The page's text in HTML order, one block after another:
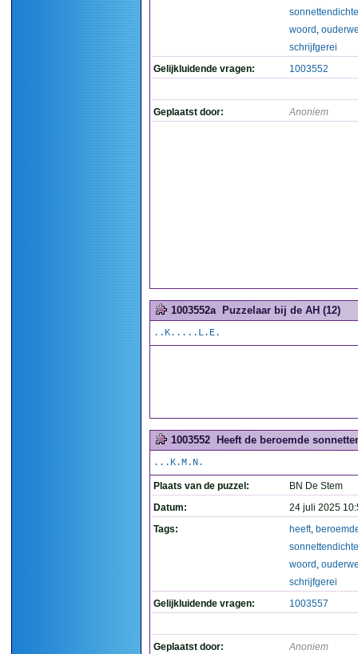
woord ,
schrijfgerei
Gelijkluidende vragen:
1003552
Geplaatst door: Anoniem
1003552a Puzzelaar bij de AH (12)
..K.....L.E.
1003552 Heeft de beroemde
...K.M.N.
Plaats van de puzzel:
BN De Stem
Datum:
24 juli 2025
Tags:
heeft,
woord ,
schrijfgerei
Gelijkluidende vragen:
1003557
Geplaatst door: Anoniem